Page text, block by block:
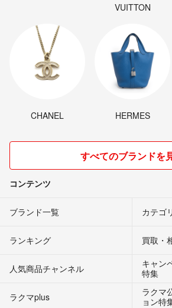
VUITTON
CHANEL HERMES
すべてのブランドを
コンテンツ
ブランド一覧 カテゴ
ランキング 買取・
人気商品チャンネル
キャン
特集
ラクマplus
ラクマ
ョン特